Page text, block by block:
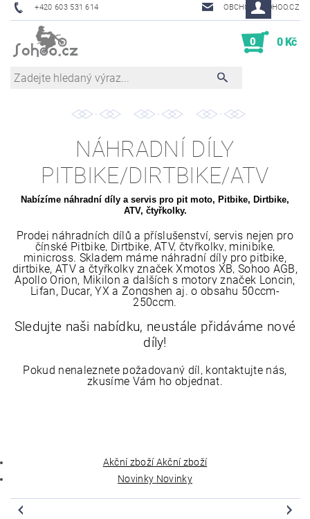
+420 603 531 614 OBCHOD@SOHOO.CZ
0 0 Kč
NÁHRADNÍ DÍLY
PITBIKE/DIRTBIKE/ATV
Nabízíme náhradní díly a servis pro pit moto, Pitbike, Dirtbike,
ATV, čtyřkolky.
Prodej náhradních dílů a příslušenství, servis nejen pro
čínské Pitbike, Dirtbike, ATV, čtyřkolky, minibike,
minicross. Skladem máme náhradní díly pro pitbike,
dirtbike, ATV a čtyřkolky značekXmotos XB, Sohoo AGB,
Apollo Orion, Mikilon a dalších s motory značek Loncin,
Lifan, Ducar, YX aZongshen aj. o obsahu 50ccm-
250ccm.
Sledujte naši nabídku, neustále přidáváme nové
díly!
Pokud nenaleznete požadovaný díl, kontaktujte nás,
zkusíme Vám ho objednat.
Akční zboží Akční zboží
Novinky Novinky